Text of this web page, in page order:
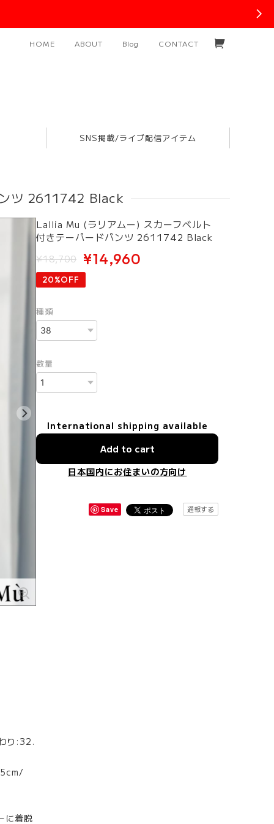
HOME ABOUT Blog CONTACT
SNS掲載/ライブ配信アイテム
ツ 2611742 Black
り:32.
に着脱
Lallia Mu (ラリアムー) スカーフベルト
付きテーパードパンツ 2611742 Black
¥18,700 ¥14,960
20%OFF
種類
数量
International shipping available
Add to cart
日本国内にお住まいの方向け
Save 通報する